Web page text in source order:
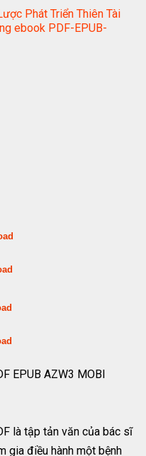
Phát Triển Thiên Tài
ebook PDF-EPUB-
EPUB AZW3 MOBI
là tập tản văn của bác sĩ
gia điều hành một bệnh